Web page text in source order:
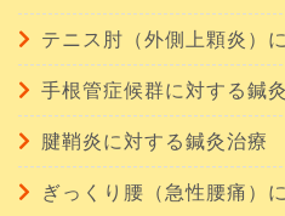
テニス肘（外側上顆炎）
手根管症候群に対する鍼
腱鞘炎に対する鍼灸治療
ぎっくり腰（急性腰痛）